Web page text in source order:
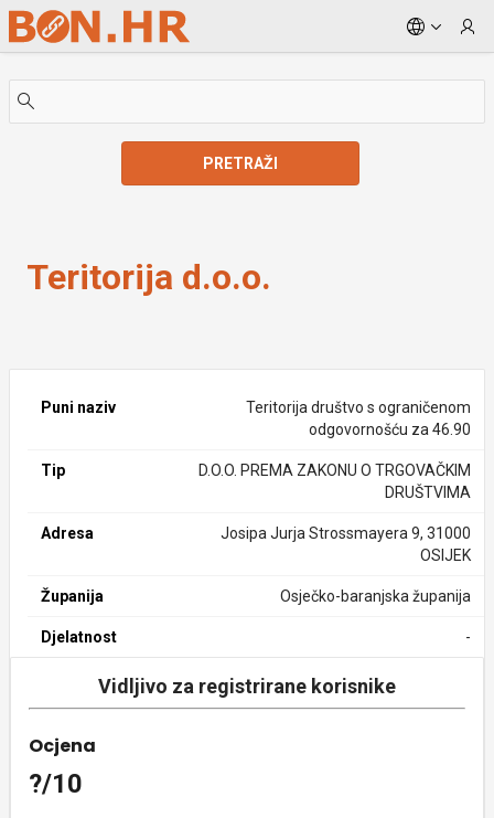
Skip to Main Content
PRETRAŽI
Teritorija d.o.o.
Puni naziv
Teritorija društvo s ograničenom
odgovornošću za 46.90
Tip
D.O.O. PREMA ZAKONU O TRGOVAČKIM
DRUŠTVIMA
Adresa
Josipa Jurja Strossmayera 9, 31000
OSIJEK
Županija Osječko-baranjska županija
Djelatnost -
Vidljivo za registrirane korisnike
Ocjena
?/10